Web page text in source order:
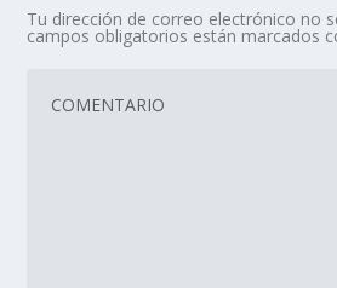
Tu dirección de correo electrónico no
campos obligatorios están marcados